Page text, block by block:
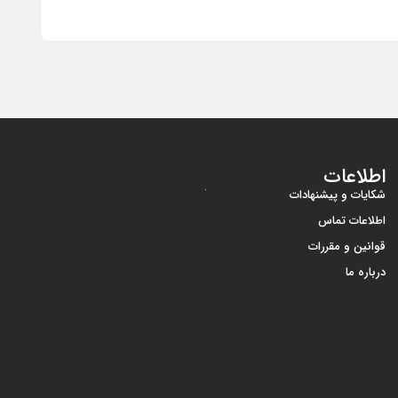
اطلاعات
شکایات و پیشنهادات
اطلاعات تماس
قوانین و مقررات
درباره ما